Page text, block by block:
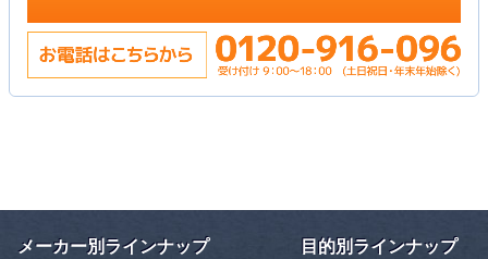
メーカー別ラインナップ 目的別ラインナップ